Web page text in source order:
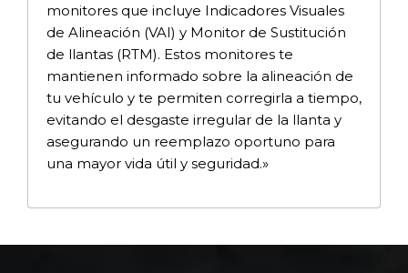
monitores que incluye Indicadores Visuales
de Alineación (VAI) y Monitor de Sustitución
de llantas (RTM). Estos monitores te
mantienen informado sobre la alineación de
tu vehículo y te permiten corregirla a tiempo,
evitando el desgaste irregular de la llanta y
asegurando un reemplazo oportuno para
una mayor vida útil y seguridad.»